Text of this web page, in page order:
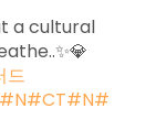
a cultural
드
#CT#N#